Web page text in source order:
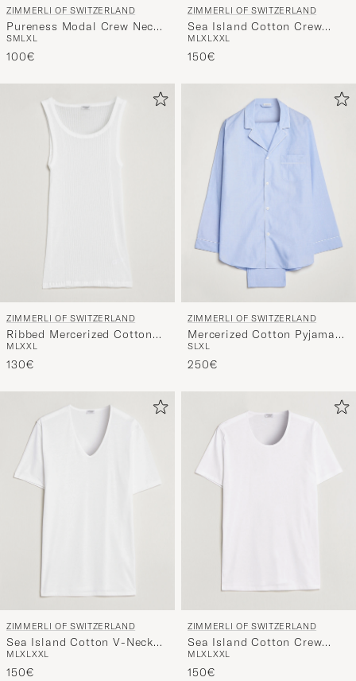
ZIMMERLI OF SWITZERLAND
Pureness Modal Crew Neck
T-Shirt White
SMLXL
100€
ZIMMERLI OF SWITZERLAND
Sea Island Cotton Crew
Neck T-shirt Navy
M LXLXXL
150€
ZIMMERLI OF SWITZERLAND
Ribbed Mercerized Cotton
Tank Top White
M LXXL
130€
ZIMMERLI OF SWITZERLAND
Mercerized Cotton Pyjamas
Light Blue
SLXL
250€
ZIMMERLI OF SWITZERLAND
Sea Island Cotton V-Neck
T-Shirt White
M LXLXXL
150€
ZIMMERLI OF SWITZERLAND
Sea Island Cotton Crew
Neck T-Shirt White
M LXLXXL
150€